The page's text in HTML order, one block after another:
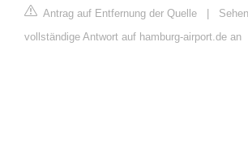
Antrag auf Entfernung der Quelle |
vollständige Antwort auf hamburg-airport.de an